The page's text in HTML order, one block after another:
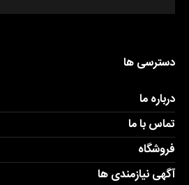
دسترسی ها
درباره ما
تماس با ما
فروشگاه
آگهی نیازمندی ها